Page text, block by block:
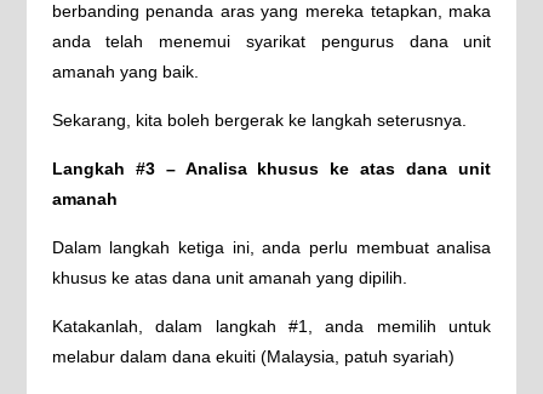
berbanding penanda aras yang mereka tetapkan, maka
anda telah menemui syarikat pengurus dana unit
amanah yang baik.
Sekarang, kita boleh bergerak ke langkah seterusnya.
Langkah #3 – Analisa khusus ke atas dana unit
amanah
Dalam langkah ketiga ini, anda perlu membuat analisa
khusus ke atas dana unit amanah yang dipilih.
Katakanlah, dalam langkah #1, anda memilih untuk
melabur dalam dana ekuiti (Malaysia, patuh syariah)